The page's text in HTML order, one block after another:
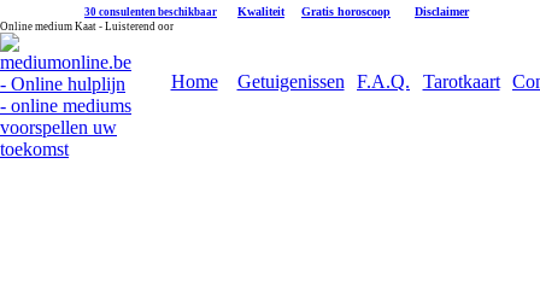
30 consulenten beschikbaar Kwaliteit Gratis horoscoop Disclaimer
Online medium Kaat - Luisterend oor
Home Getuigenissen F.A.Q. Tarotkaart